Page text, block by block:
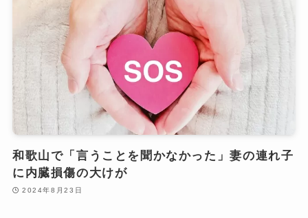
和歌山で「言うことを聞かなかった」妻の連れ子
に内臓損傷の大けが
2024年8月23日